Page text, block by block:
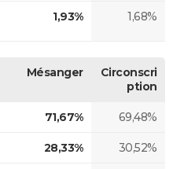
1,93% 1,68%
Mésanger
Circonscri
ption
71,67% 69,48%
28,33% 30,52%